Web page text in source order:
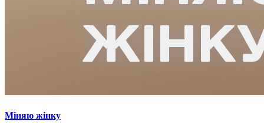
Міняю жінку